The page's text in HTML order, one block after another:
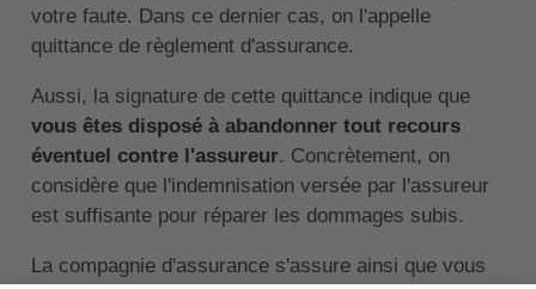
votre faute. Dans ce dernier cas, on l'appelle
quittance de règlement d'assurance.
Aussi, la signature de cette quittance indique que
vous êtes disposé à abandonner tout recours
éventuel contre l'assureur. Concrètement, on
considère que l'indemnisation versée par l'assureur
est suffisante pour réparer les dommages subis.
La compagnie d'assurance s'assure ainsi que vous